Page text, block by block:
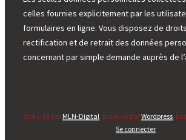
celles fournies explicitement par les
formulaires en ligne. Vous disposez de
rectification et de retrait des données
concernant par simple demande auprès de
Site créé par MLN-Digital , propulsé parWordpress ,
Se connecter